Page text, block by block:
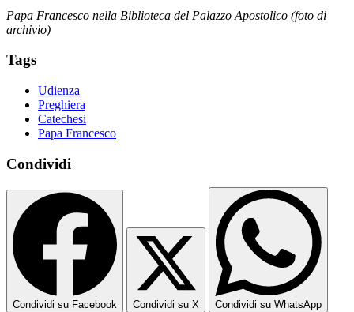
Papa Francesco nella Biblioteca del Palazzo Apostolico (foto di
archivio)
Tags
Udienza
Preghiera
Catechesi
Papa Francesco
Condividi
Condividi su Facebook Condividi su X Condividi su WhatsApp